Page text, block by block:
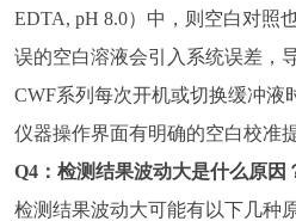
EDTA, pH 8.0）中，则空白对照
误的空白溶液会引入系统误差，
CWF系列每次开机或切换缓冲液
仪器操作界面有明确的空白校准
Q4：检测结果波动大是什么原因
检测结果波动大可能有以下几种